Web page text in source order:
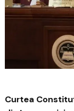
Curtea